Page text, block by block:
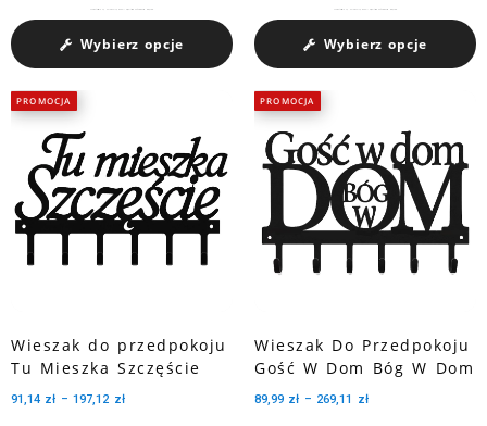
Wybierz opcje Wybierz opcje
PROMOCJA
Wieszak do przedpokoju
Tu Mieszka Szczęście
91,14 zł – 197,12 zł
PROMOCJA
Wieszak Do Przedpokoju
Gość W Dom Bóg W Dom
89,99 zł – 269,11 zł